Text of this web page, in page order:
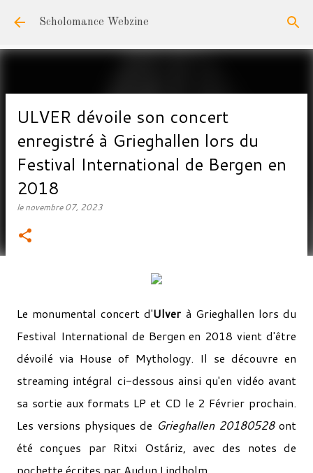
Accéder au contenu principal
Scholomance Webzine
ULVER dévoile son concert
enregistré à Grieghallen lors du
Festival International de Bergen en
2018
lenovembre 07, 2023
Le monumental concert d'Ulver à Grieghallen lors du
Festival International de Bergen en 2018 vient d'être
dévoilé via House of Mythology. Il se découvre en
streaming intégral ci-dessous ainsi qu'en vidéo avant
sa sortie aux formats LP et CD le 2 Février prochain.
Les versions physiques de Grieghallen 20180528 ont
été conçues par Ritxi Ostáriz, avec des notes de